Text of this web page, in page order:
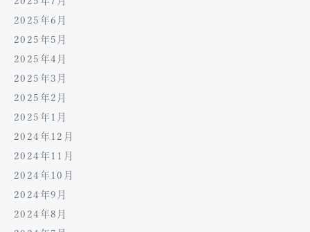
2025年6月
2025年5月
2025年4月
2025年3月
2025年2月
2025年1月
2024年12月
2024年11月
2024年10月
2024年9月
2024年8月